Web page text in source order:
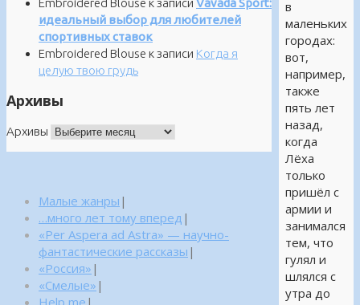
в
маленьких
городах:
вот,
например,
также
пять лет
назад,
когда
Лёха
только
пришёл с
армии и
занимался
тем, что
гулял и
шлялся с
утра до
идеальный выбор для любителей
спортивных ставок
Embroidered Blouse к записи Когда я
целую твою грудь
Архивы
Архивы
Малые жанры |
…много лет тому вперед |
«Per Aspera ad Astra» — научно-
фантастические рассказы |
«Россия» |
«Смелые» |
Help me |